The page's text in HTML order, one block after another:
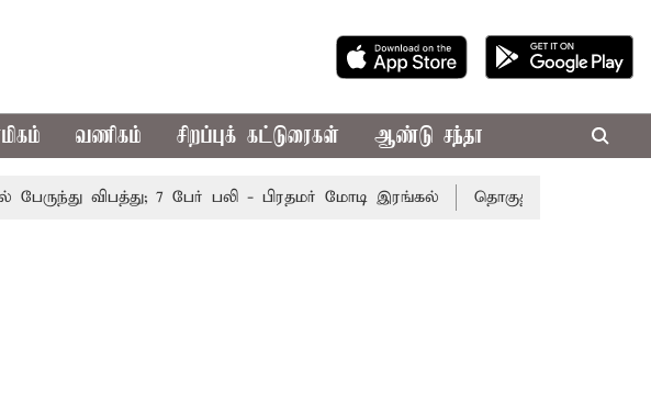
வணிகம் சிறப்புக் கட்டுரைகள் ஆண்டு சந்தா
விபத்து; 7 பேர் பலி - பிரதமர் மோடி இரங்கல் தொகுதி மறுவரையறை